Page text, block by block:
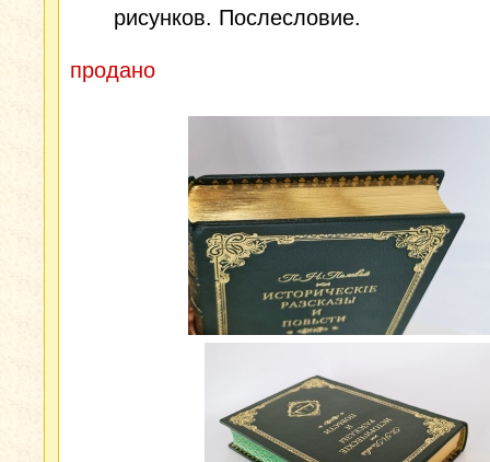
рисунков. Послесловие.
продано